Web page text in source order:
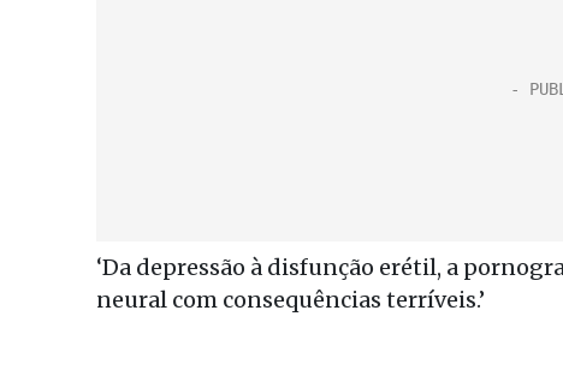
‘Da depressão à disfunção erétil, a
neural com consequências terríveis.’